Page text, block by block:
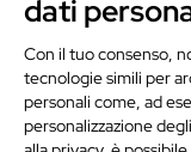
Alchimie Digitali Srl
Via Elia Rainusso,
Tel.+39 059 260762
REA Modena 01/
dati
Con il tuo consenso,
tecnologie simili per
personali come, ad
personalizzazione